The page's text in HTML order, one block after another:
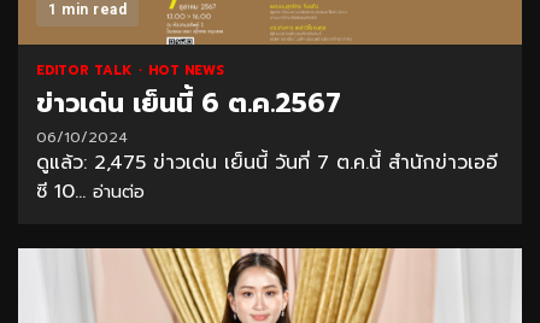
1 min read
EDITOR TALK HOT NEWS
ข่าวเด่น เย็นนี้ 6 ต.ค.2567
06/10/2024
ดูแล้ว: 2,475 ข่าวเด่น เย็นนี้ วันที่ 7 ต.ค.นี้ สำนักข่าวเออี
ซี 10... อ่านต่อ